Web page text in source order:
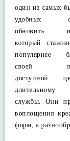
один из самых
удобных
обновить
который
популярнее
своей
доступной
службы. Они
воплощения
форм, а